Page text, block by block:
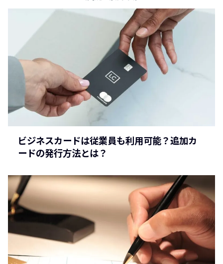
ビジネスカードは従業員も利用可能？追加カ
ードの発行方法とは？